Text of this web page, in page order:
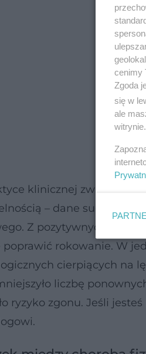
klinicznej związek ten
– dane sugerują,
Z pozytywnych
poprawić rokowanie. W
cierpiących na
liczbę
ryzyko zgonu. Jeśli
cenimy
Zgoda
się w
ale
witrynie.